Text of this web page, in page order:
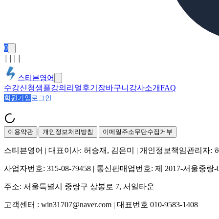
0
스티븐영어
수강신청샘플강의 리얼후기 장바구니 강사소개FAQ
회원가입 로그인
이용약관 | 개인정보처리방침 | 이메일주소무단수집거부
스티븐영어 | 대표이사: 허승재, 김은미 | 개인정보책임관리자:
사업자번호: 315-08-79458 | 통신판매업번호: 제 2017-서울중랑-
주소: 서울특별시 중랑구 상봉로 7, 서일타운
고객센터 : win31707@naver.com | 대표번호 010-9583-1408